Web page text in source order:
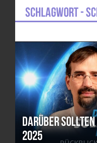
Schlagwort -
Darüber sollten
2025